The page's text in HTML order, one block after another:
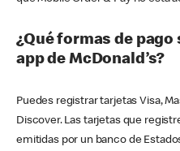
¿Qué formas de
app de McDonald’s?
Puedes registrar tarjetas Visa,
Discover. Las tarjetas que
emitidas por un banco de